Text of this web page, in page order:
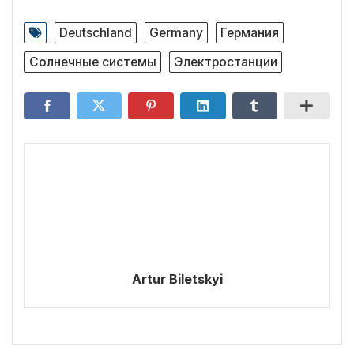
Deutschland Germany
Германия
Солнечные системы
Электростанции
Artur Biletskyi